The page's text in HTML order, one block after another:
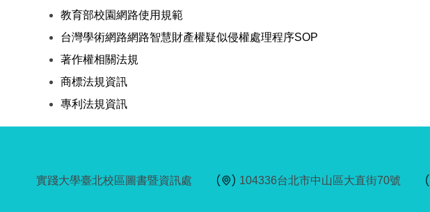
教育部校園網路使用規範
台灣學術網路網路智慧財產權疑似侵權處理程序SOP
著作權相關法規
商標法規資訊
專利法規資訊
實踐大學臺北校區圖書暨資訊處
104336台北市中山區大直街70號